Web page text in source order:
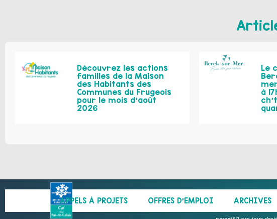
Découvrez les actions
familles de la Maison
des Habitants des
Communes du Frugeois
pour le mois d’août
2026
Le
à
APPELS À PROJETS OFFRES D’EMPLOI ARCHIVES